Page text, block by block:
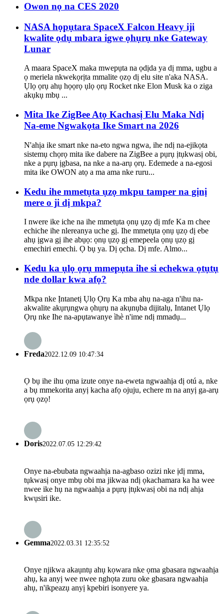
Owon nọ na CES 2020
NASA họpụtara SpaceX Falcon Heavy iji
kwalite ọdụ mbara igwe ọhụrụ nke Gateway
Lunar
A maara SpaceX maka mwepụta na ọdịda ya dị mma, ugbu a
ọ meriela nkwekọrịta mmalite ọzọ dị elu site n'aka NASA.
Ụlọ ọrụ ahụ họọrọ ụlọ ọrụ Rocket nke Elon Musk ka o ziga
akụkụ mbụ ...
Mita Ike ZigBee Atọ Kachasị Elu Maka Ndị
Na-eme Ngwakọta Ike Smart na 2026
N'ahịa ike smart nke na-eto ngwa ngwa, ihe ndị na-ejikọta
sistemụ chọrọ mita ike dabere na ZigBee a pụrụ ịtụkwasị obi,
nke a pụrụ ịgbasa, na nke a na-arụ ọrụ. Edemede a na-egosi
mita ike OWON atọ a ma ama nke ruru...
Kedu ihe mmetụta ụzọ mkpu tamper na gịnị
mere o ji dị mkpa?
I nwere ike iche na ihe mmetụta ọnụ ụzọ dị mfe Ka m chee
echiche ihe nlereanya uche gị. Ihe mmetụta ọnụ ụzọ dị ebe
ahụ ịgwa gị ihe abụọ: ọnụ ụzọ gị emepeela ọnụ ụzọ gị
emechiri emechi. Ọ bụ ya. Dị ọcha. Dị mfe. Almo...
Kedu ka ụlọ ọrụ mmepụta ihe si echekwa ọtụtụ
nde dollar kwa afọ?
Mkpa nke Ịntanetị Ụlọ Ọrụ Ka mba ahụ na-aga n'ihu na-
akwalite akụrụngwa ọhụrụ na akụnụba dijitalụ, Intanet Ụlọ
Ọrụ nke Ihe na-apụtawanye ìhè n'ime ndị mmadụ...
Freda2022.12.09 10:47:34
Ọ bụ ihe ihu ọma izute onye na-eweta ngwaahịa dị otú a, nke
a bụ mmekorita anyị kacha afọ ojuju, echere m na anyị ga-arụ
ọrụ ọzọ!
Doris2022.07.05 12:29:42
Onye na-ebubata ngwaahịa na-agbaso ozizi nke ịdị mma,
tụkwasị onye mbụ obi ma jikwaa ndị ọkachamara ka ha wee
nwee ike hụ na ngwaahịa a pụrụ ịtụkwasị obi na ndị ahịa
kwụsiri ike.
Gemma2022.03.31 12:35:52
Onye njikwa akaụntụ ahụ kọwara nke ọma gbasara ngwaahịa
ahụ, ka anyị wee nwee nghọta zuru oke gbasara ngwaahịa
ahụ, n'ikpeazụ anyị kpebiri isonyere ya.